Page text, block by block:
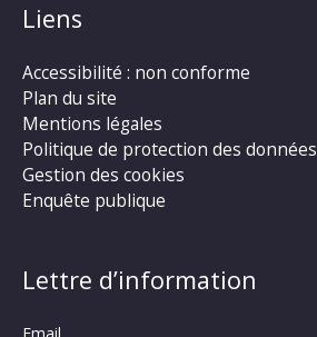
Liens
Accessibilité : non conforme
Plan du site
Mentions légales
Politique de protection des données
Gestion des cookies
Enquête publique
Lettre d’information